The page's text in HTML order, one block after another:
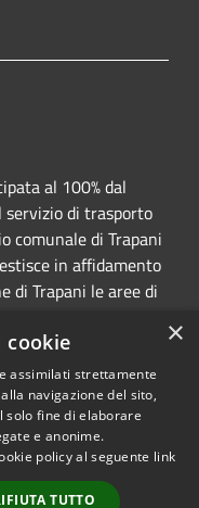
al 100% dal
servizio di trasporto
comunale di Trapani
in affidamento
di Trapani le aree di
e verticale.
© 2026 • Azienda
e Mobilità • Powered
Municipium Accesso
×
cookie
assimilati strettamente
navigazione del sito,
solo fine di elaborare
e anonime.
policy al seguente link
TUTTO